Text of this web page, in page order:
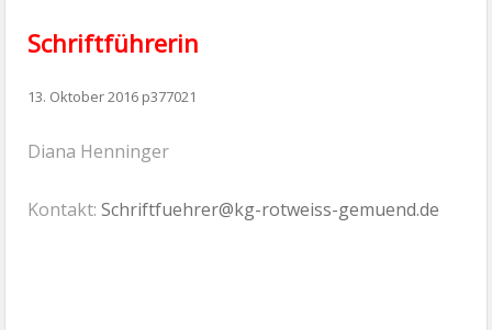
Schriftführerin
13. Oktober 2016 p377021
Diana Henninger
Kontakt:Schriftfuehrer@kg-rotweiss-gemuend.de